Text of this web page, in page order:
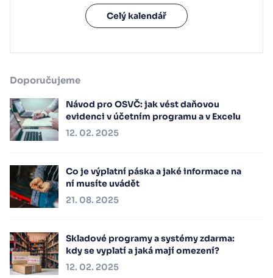
Celý kalendář
Doporučujeme
Návod pro OSVČ: jak vést daňovou
evidenci v účetním programu a v Excelu
12. 02. 2025
Co je výplatní páska a jaké informace na
ní musíte uvádět
21. 08. 2025
Skladové programy a systémy zdarma:
kdy se vyplatí a jaká mají omezení?
12. 02. 2025